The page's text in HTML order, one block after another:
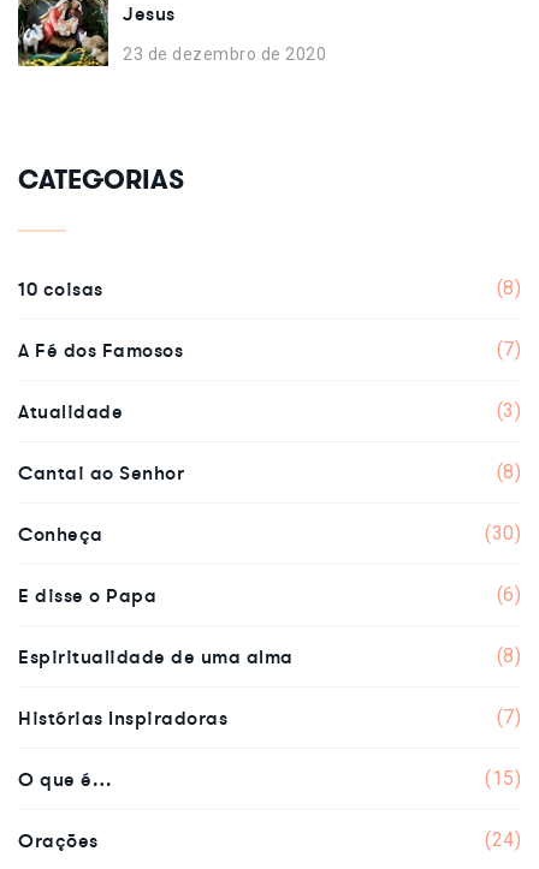
Jesus
23 de dezembro de 2020
CATEGORIAS
10 coisas (8)
A Fé dos Famosos (7)
Atualidade (3)
Cantai ao Senhor (8)
Conheça (30)
E disse o Papa (6)
Espiritualidade de uma alma (8)
Histórias Inspiradoras (7)
O que é… (15)
Orações (24)